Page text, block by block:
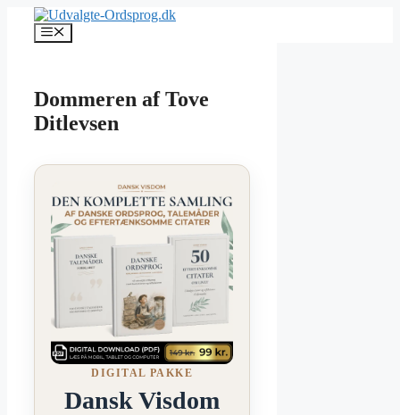
indhold
Menu
Dommeren af Tove
Ditlevsen
DIGITAL PAKKE
Dansk Visdom